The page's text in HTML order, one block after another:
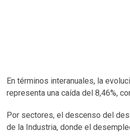
En términos interanuales, la
representa una caída del 8,46%,
Por sectores, el descenso del
de la Industria, donde el